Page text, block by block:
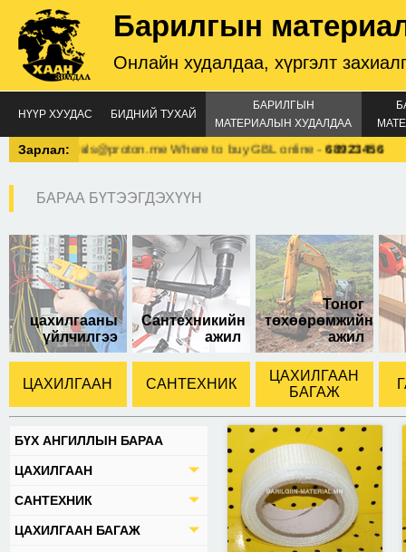
Барилгын
Онлайн худалдаа, хүргэлт
НҮҮР ХУУДАС БИДНИЙ ТУХАЙ
БАРИЛГЫН
МАТЕРИАЛЫН ХУДАЛДАА
Зарлал: Where to buy GBL online- 68923456
БАРАА БҮТЭЭГДЭХҮҮН
цахилгааны
үйлчилгээ
Сантехникийн
ажил
Тоног
төхөөрөмжийн
ажил
ЦАХИЛГААН САНТЕХНИК
ЦАХИЛГААН
БАГАЖ
БҮХ АНГИЛЛЫН БАРАА
ЦАХИЛГААН
САНТЕХНИК
ЦАХИЛГААН БАГАЖ
4.5см-н өргөнтэй